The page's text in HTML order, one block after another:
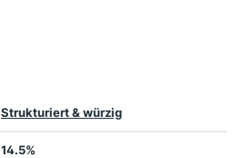
Strukturiert & würzig
14.5%